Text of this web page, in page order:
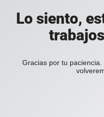
Lo siento,
Gracias por tu